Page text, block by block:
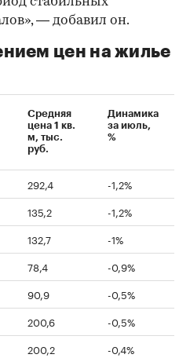
— добавил он.
цен на жилье
Средняя
цена 1 кв.
м, тыс.
руб.
Динамика
за июль,
%
292,4
-1,2%
135,2
-1,2%
132,7
-1%
78,4
-0,9%
90,9
-0,5%
200,6
-0,5%
200,2
-0,4%